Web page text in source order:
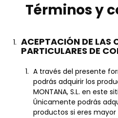
Términos y
ACEPTACIÓN DE LAS
PARTICULARES DE
A través del presente
podrás adquirir los
MONTANA, S.L. en este
Únicamente podrás
productos si eres mayor